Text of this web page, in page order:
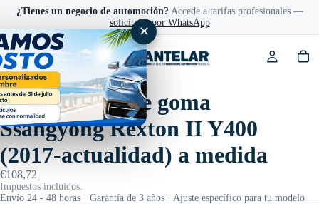
¿Tienes un negocio de automoción?Accede a tarifas profesionales —
solícitalas por WhatsApp
✕
Ref: 203004
Alfombrillas de goma
Ssangyong Rexton II Y400
(2017-actualidad) a medida
€108,72
Impuestos incluidos.
Envío 24 - 48 horas · Garantía de 3 años · Ajuste específico para tu modelo